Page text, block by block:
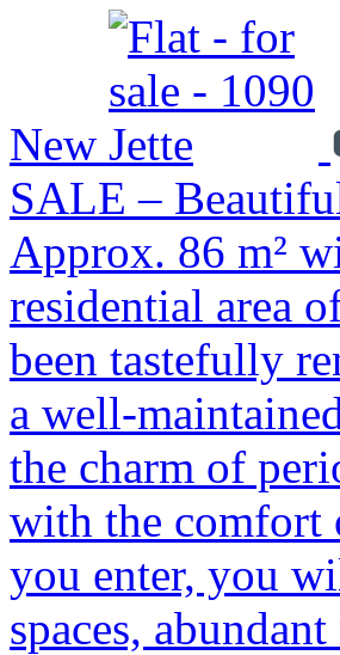
New
SALE –
Approx. 86 m²
residential area
been tastefully
a well-
the charm of
with the comfort
you enter, you
spaces,